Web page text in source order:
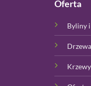
Oferta
Byliny